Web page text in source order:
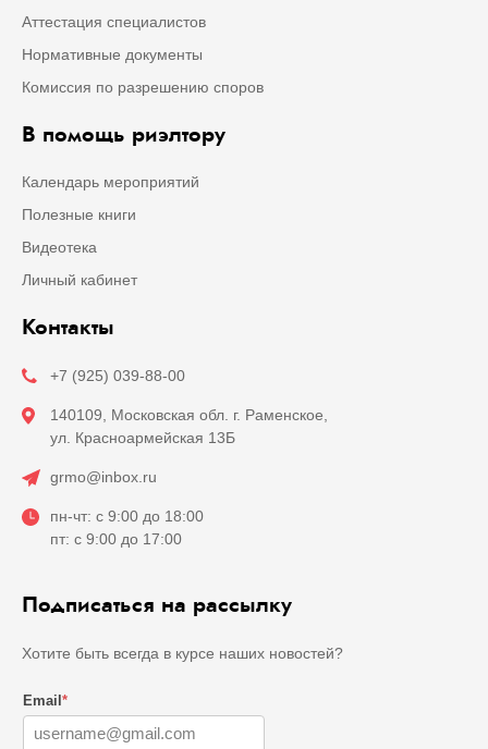
Аттестация специалистов
Нормативные документы
Комиссия по разрешению споров
В помощь риэлтору
Календарь мероприятий
Полезные книги
Видеотека
Личный кабинет
Контакты
+7 (925) 039-88-00
140109, Московская обл. г. Раменское,
ул. Красноармейская 13Б
grmo@inbox.ru
пн-чт: с 9:00 до 18:00
пт: с 9:00 до 17:00
Подписаться на рассылку
Хотите быть всегда в курсе наших новостей?
Email *